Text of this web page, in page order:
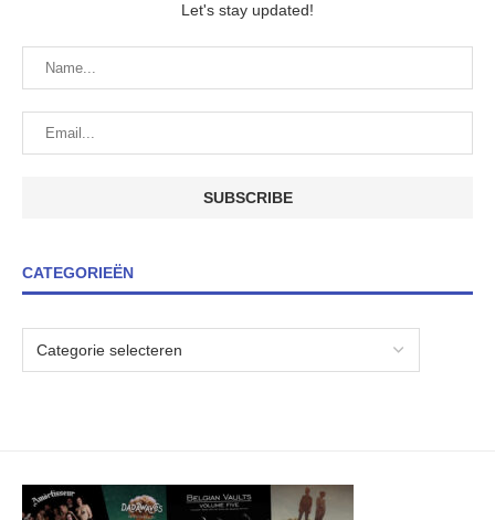
Let's stay updated!
CATEGORIEËN